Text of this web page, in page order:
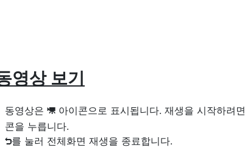
영상 보기
동영상은 1 아이콘으로 표시됩니다. 재생을 시작하려면
콘을 누릅니다.
Z를 눌러 전체화면 재생을 종료합니다.